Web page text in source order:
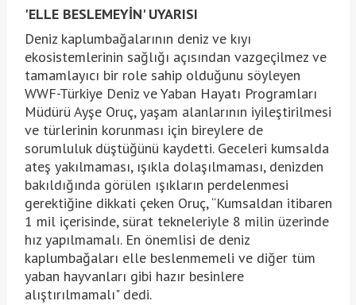
'ELLE BESLEMEYİN' UYARISI
Deniz kaplumbağalarının deniz ve kıyı
ekosistemlerinin sağlığı açısından vazgeçilmez ve
tamamlayıcı bir role sahip olduğunu söyleyen
WWF-Türkiye Deniz ve Yaban Hayatı Programları
Müdürü Ayşe Oruç, yaşam alanlarının iyileştirilmesi
ve türlerinin korunması için bireylere de
sorumluluk düştüğünü kaydetti. Geceleri kumsalda
ateş yakılmaması, ışıkla dolaşılmaması, denizden
bakıldığında görülen ışıkların perdelenmesi
gerektiğine dikkati çeken Oruç, “Kumsaldan itibaren
1 mil içerisinde, sürat tekneleriyle 8 milin üzerinde
hız yapılmamalı. En önemlisi de deniz
kaplumbağaları elle beslenmemeli ve diğer tüm
yaban hayvanları gibi hazır besinlere
alıştırılmamalı" dedi.